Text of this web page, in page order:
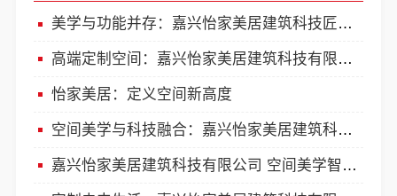
美学与功能并存：嘉兴怡家美居建筑科技匠心之选
高端定制空间：嘉兴怡家美居建筑科技有限公司
怡家美居：定义空间新高度
空间美学与科技融合：嘉兴怡家美居建筑科技有限公司
嘉兴怡家美居建筑科技有限公司 空间美学智造者